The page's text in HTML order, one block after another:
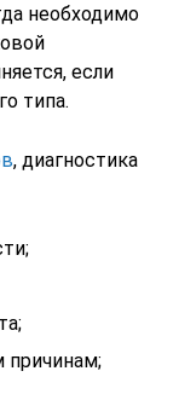
необходимо
если
типа.
, диагностика
причинам;